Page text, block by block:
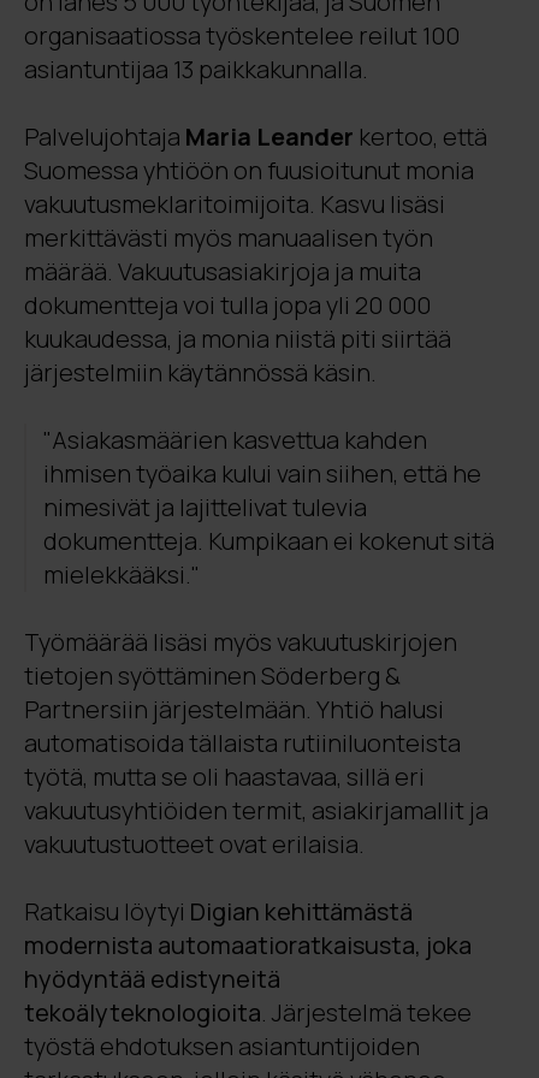
organisaatiossa työskentelee reilut 100
asiantuntijaa 13 paikkakunnalla.
Palvelujohtaja Maria Leander kertoo, että
Suomessa yhtiöön on fuusioitunut monia
vakuutusmeklaritoimijoita. Kasvu lisäsi
merkittävästi myös manuaalisen työn
määrää. Vakuutusasiakirjoja ja muita
dokumentteja voi tulla jopa yli 20 000
kuukaudessa, ja monia niistä piti siirtää
järjestelmiin käytännössä käsin.
"Asiakasmäärien kasvettua kahden
ihmisen työaika kului vain siihen, että he
nimesivät ja lajittelivat tulevia
dokumentteja. Kumpikaan ei kokenut sitä
mielekkääksi."
Työmäärää lisäsi myös vakuutuskirjojen
tietojen syöttäminen Söderberg &
Partnersiin järjestelmään. Yhtiö halusi
automatisoida tällaista rutiiniluonteista
työtä, mutta se oli haastavaa, sillä eri
vakuutusyhtiöiden termit, asiakirjamallit ja
vakuutustuotteet ovat erilaisia.
Ratkaisu löytyi Digian kehittämästä
modernista automaatioratkaisusta, joka
hyödyntää edistyneitä
tekoälyteknologioita. Järjestelmä tekee
työstä ehdotuksen asiantuntijoiden